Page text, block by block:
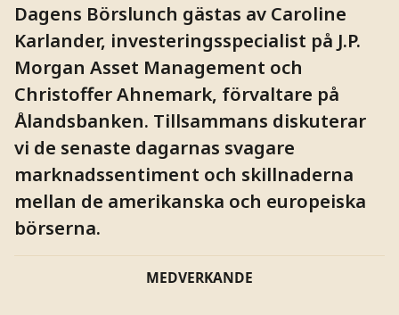
Dagens Börslunch gästas av Caroline
Karlander, investeringsspecialist på J.P.
Morgan Asset Management och
Christoffer Ahnemark, förvaltare på
Ålandsbanken. Tillsammans diskuterar
vi de senaste dagarnas svagare
marknadssentiment och skillnaderna
mellan de amerikanska och europeiska
börserna.
MEDVERKANDE